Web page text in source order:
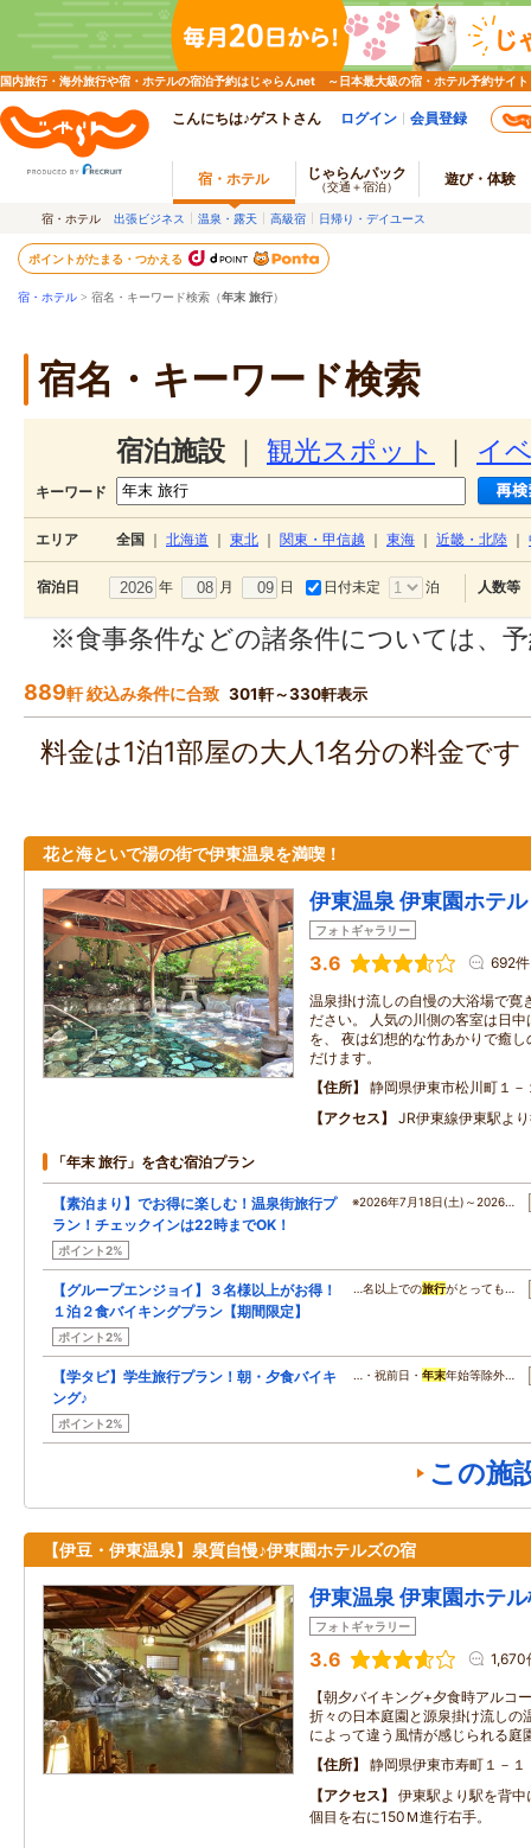
国内旅行・海外旅行や宿・ホテルの宿泊予約はじゃらんnet ～日本最大級の宿・ホテル予約サイト
こんにちは♪ゲストさん ログイン 会員登録
宿・ホテル じゃらんパック
（交通＋宿泊） 遊び・体験
宿・ホテル 出張ビジネス 温泉・露天 高級宿 日帰り・デイユース
ポイントがたまる・つかえる
宿・ホテル > 宿名・キーワード検索（年末 旅行）
宿名・キーワード検索
宿泊施設 観光スポット イ
キーワード
エリア 全国 北海道 東北 関東・甲信越 東海 近畿・北陸
宿泊日 年 月 日 日付未定 泊 人数等
※食事条件などの諸条件については、
889軒 絞込み条件に合致 301軒～330軒表示
料金は1泊1部屋の大人1名分の料金で
花と海といで湯の街で伊東温泉を満喫！
伊東温泉 伊東園ホテル
フォトギャラリー
3.6 692件
温泉掛け流しの自慢の大浴場で寛
ださい。 人気の川側の客室は日
を、 夜は幻想的な竹あかりで癒
だけます。
住所
静岡県伊東市松川町１－
アクセス
JR伊東線伊東駅よ
「年末 旅行」を含む宿泊プラン
【素泊まり】でお得に楽しむ！温泉街旅行プ
ラン！チェックインは22時までOK！
ポイント2%
※2026年7月18日(土)～2026…
【グループエンジョイ】３名様以上がお得！
１泊２食バイキングプラン【期間限定】
ポイント2%
…名以上での旅行がとっても…
【学タビ】学生旅行プラン！朝・夕食バイキ
ング♪
ポイント2%
…・祝前日・ 年末年始等除外…
この施
【伊豆・伊東温泉】泉質自慢♪伊東園ホテルズの宿
伊東温泉 伊東園ホテ
フォトギャラリー
3.6 1,670
【朝夕バイキング+夕食時アルコ
折々の日本庭園と源泉掛け流しの
によって違う風情が感じられる庭
住所
静岡県伊東市寿町１－１
アクセス
伊東駅より駅を背
個目を右に150Ｍ進行右手。